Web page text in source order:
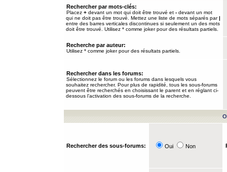
Rechercher par mots-clés:
Placez + devant un mot qui doit être trouvé et - devant un mot
qui ne doit pas être trouvé. Mettez une liste de mots séparés par|
entre des barres verticales discontinues si seulement un des mots
doit être trouvé. Utilisez * comme joker pour des résultats partiels.
Recherche par auteur:
Utilisez * comme joker pour des résultats partiels.
Rechercher dans les forums:
Sélectionnez le forum ou les forums dans lesquels vous
souhaitez rechercher. Pour plus de rapidité, tous les sous-forums
peuvent être recherchés en choisissant le parent et en réglant ci-
dessous l’activation des sous-forums de la recherche.
Rechercher des sous-forums: Oui Non